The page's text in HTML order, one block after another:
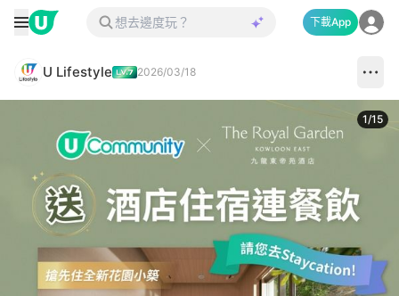
下載App
U Lifestyle 2026/03/18
1/15